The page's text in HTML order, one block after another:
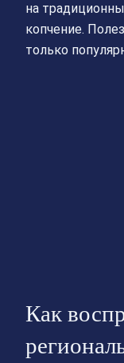
на
копчение.
только
Как